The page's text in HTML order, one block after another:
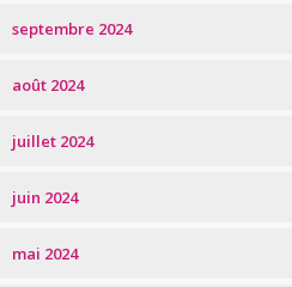
septembre 2024
août 2024
juillet 2024
juin 2024
mai 2024